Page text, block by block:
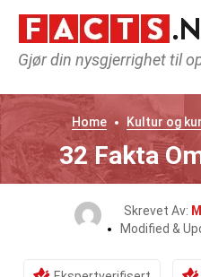
Gjør din nysgjerrighet til
Home Kultur og
32 Fakta
Skrevet Av:
Modified &